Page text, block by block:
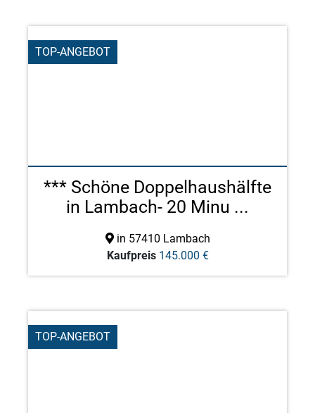
TOP-ANGEBOT
*** Schöne Doppelhaushälfte
in Lambach- 20 Minu ...
in 57410 Lambach
Kaufpreis 145.000 €
TOP-ANGEBOT